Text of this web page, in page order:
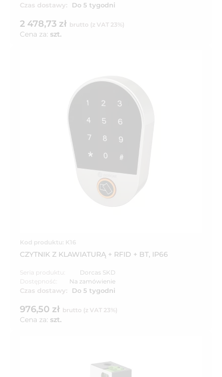
Czas dostawy: Do 5 tygodni
2 478,73 zł brutto (z VAT 23%)
Cena za: szt.
Kod produktu: K16
CZYTNIK Z KLAWIATURĄ + RFID + BT, IP66
Seria produktu:
Dorcas SKD
Dostępność:
Na zamówienie
Czas dostawy: Do 5 tygodni
976,50 zł brutto (z VAT 23%)
Cena za: szt.